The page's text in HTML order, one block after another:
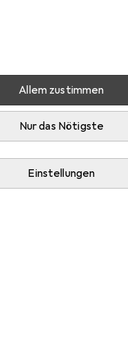
Allem zustimmen
Nur das Nötigste
Einstellungen
808059 EASY 400 Philips